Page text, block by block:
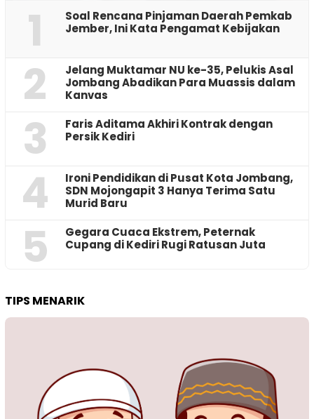
1
‎Soal Rencana Pinjaman Daerah Pemkab
Jember, Ini Kata Pengamat Kebijakan ‎
2
Jelang Muktamar NU ke-35, Pelukis Asal
Jombang Abadikan Para Muassis dalam
Kanvas
3
Faris Aditama Akhiri Kontrak dengan
Persik Kediri
4
Ironi Pendidikan di Pusat Kota Jombang,
SDN Mojongapit 3 Hanya Terima Satu
Murid Baru
5
‎Gegara Cuaca Ekstrem, Peternak
Cupang di Kediri Rugi Ratusan Juta
TIPS MENARIK